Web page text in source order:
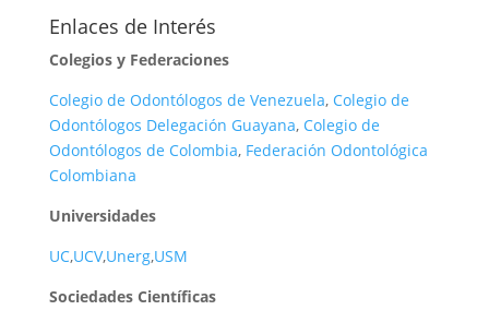
Enlaces de Interés
Colegios y Federaciones
Colegio de Odontólogos de Venezuela, Colegio de
Odontólogos Delegación Guayana, Colegio de
Odontólogos de Colombia, Federación Odontológica
Colombiana
Universidades
UC,UCV,Unerg,USM
Sociedades Científicas